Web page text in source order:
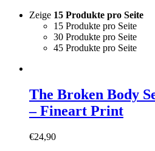
Zeige 15 Produkte pro Seite
15 Produkte pro Seite
30 Produkte pro Seite
45 Produkte pro Seite
The Broken Body
– Fineart Print
€24,90